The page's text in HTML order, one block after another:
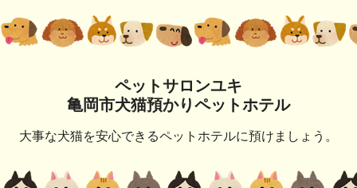
ペットサロンユキ
亀岡市犬猫預かりペットホテル
大事な犬猫を安心できるペットホテルに預けましょう。